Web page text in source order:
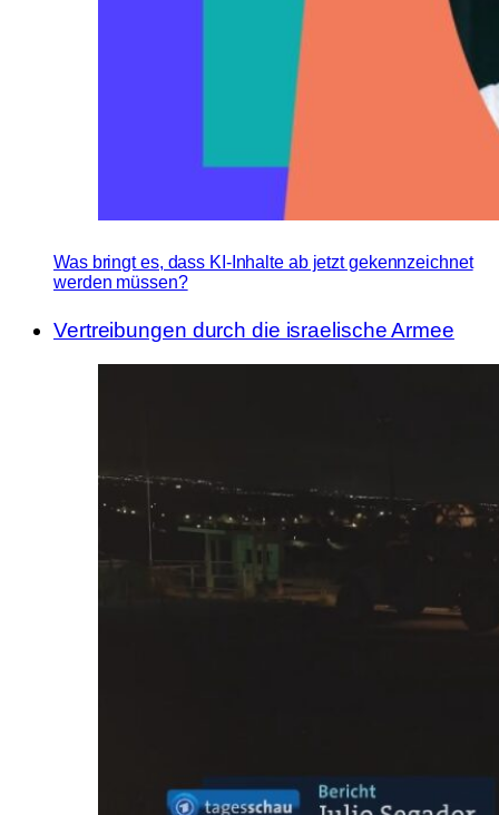
Was bringt es, dass KI-Inhalte ab jetzt gekennzeichnet
werden müssen?
Vertreibungen durch die israelische Armee